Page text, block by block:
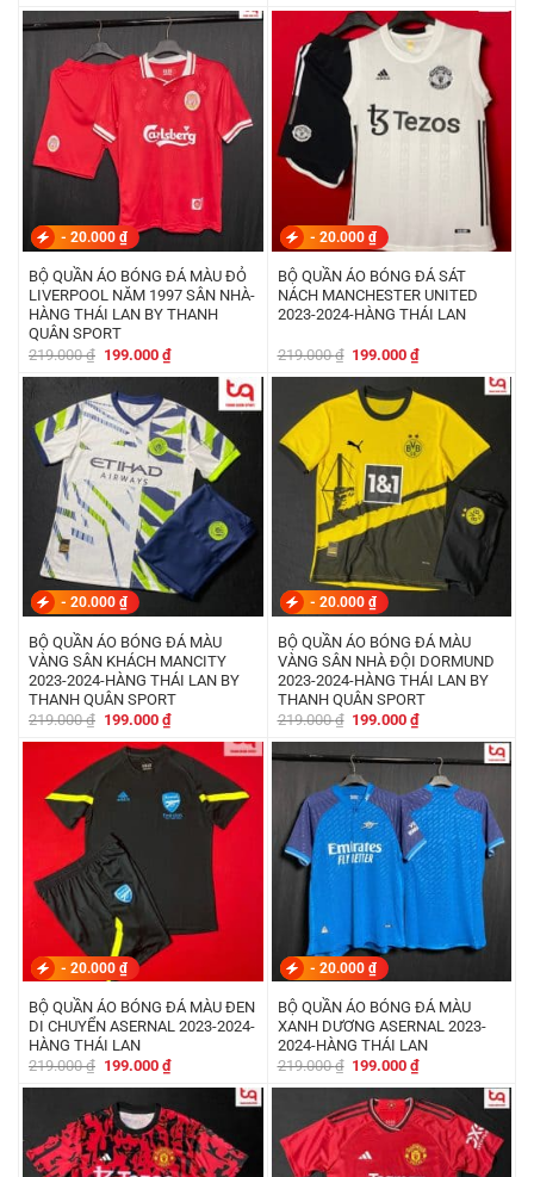
là:
219.000 ₫.
tại
là:
199.000 ₫.
là:
219.000 ₫.
tại
là:
199.000 ₫.
- 20.000 ₫
BỘ QUẦN ÁO BÓNG ĐÁ MÀU ĐỎ
LIVERPOOL NĂM 1997 SÂN NHÀ-
HÀNG THÁI LAN BY THANH
QUÂN SPORT
219.000₫ Giá
là:
219.000 ₫.
199.000 ₫Giá
hiện
tại
là:
199.000 ₫.
- 20.000 ₫
BỘ QUẦN ÁO BÓNG ĐÁ SÁT
NÁCH MANCHESTER UNITED
2023-2024-HÀNG THÁI LAN
219.000₫ Giá
là:
219.000 ₫.
199.000₫Giá
tại
là:
199.000 ₫.
- 20.000 ₫
BỘ QUẦN ÁO BÓNG ĐÁ MÀU
VÀNG SÂN KHÁCH MANCITY
2023-2024-HÀNG THÁI LAN BY
THANH QUÂN SPORT
219.000₫ Giá
là:
219.000 ₫.
199.000 ₫Giá
hiện
tại
là:
199.000 ₫.
- 20.000 ₫
BỘ QUẦN ÁO BÓNG ĐÁ MÀU
VÀNG SÂN NHÀ ĐỘI DORMUND
2023-2024-HÀNG THÁI LAN BY
THANH QUÂN SPORT
219.000₫ Giá
là:
219.000 ₫.
199.000₫Giá
tại
là:
199.000 ₫.
- 20.000 ₫
BỘ QUẦN ÁO BÓNG ĐÁ MÀU ĐEN
DI CHUYỂN ASERNAL 2023-2024-
HÀNG THÁI LAN
219.000₫ Giá
là:
219.000 ₫.
199.000 ₫Giá
hiện
tại
là:
199.000 ₫.
- 20.000 ₫
BỘ QUẦN ÁO BÓNG ĐÁ MÀU
XANH DƯƠNG ASERNAL 2023-
2024-HÀNG THÁI LAN
219.000₫ Giá
là:
219.000 ₫.
199.000₫Giá
tại
là:
199.000 ₫.